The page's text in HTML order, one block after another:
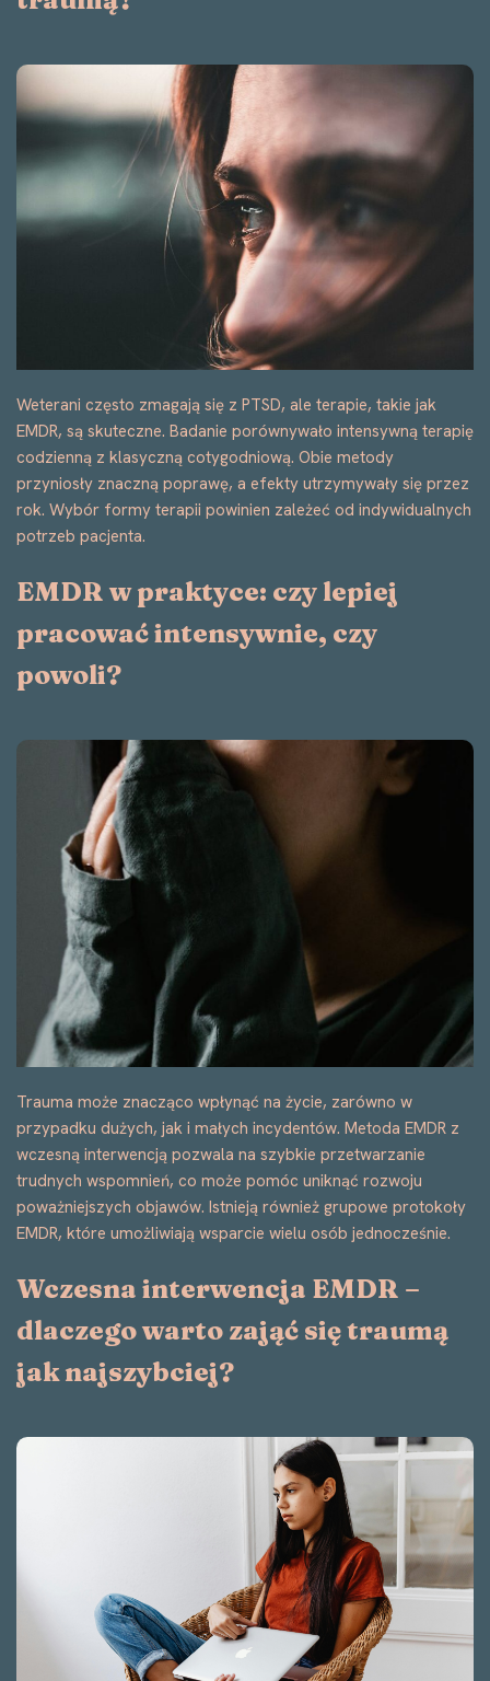
Weterani często zmagają się z PTSD, ale terapie, takie jak
EMDR, są skuteczne. Badanie porównywało intensywną terapię
codzienną z klasyczną cotygodniową. Obie metody
przyniosły znaczną poprawę, a efekty utrzymywały się przez
rok. Wybór formy terapii powinien zależeć od indywidualnych
potrzeb pacjenta.
EMDR w praktyce: czy lepiej
pracować intensywnie, czy
powoli?
Trauma może znacząco wpłynąć na życie, zarówno w
przypadku dużych, jak i małych incydentów. Metoda EMDR z
wczesną interwencją pozwala na szybkie przetwarzanie
trudnych wspomnień, co może pomóc uniknąć rozwoju
poważniejszych objawów. Istnieją również grupowe protokoły
EMDR, które umożliwiają wsparcie wielu osób jednocześnie.
Wczesna interwencja EMDR –
dlaczego warto zająć się traumą
jak najszybciej?